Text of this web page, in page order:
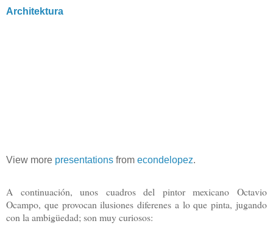
Architektura
View more presentations from econdelopez.
A continuación, unos cuadros del pintor mexicano Octavio
Ocampo, que provocan ilusiones diferenes a lo que pinta, jugando
con la ambigüedad; son muy curiosos: